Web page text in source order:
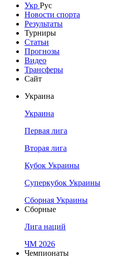
Укр Рус
Новости спорта
Результаты
Турниры
Статьи
Прогнозы
Видео
Трансферы
Сайт
Украина
Украина
Первая лига
Вторая лига
Кубок Украины
Суперкубок Украины
Сборная Украины
Сборные
Лига наций
ЧМ 2026
Чемпионаты